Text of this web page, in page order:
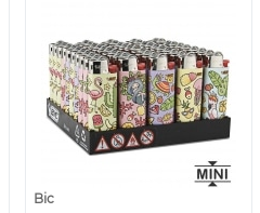
Bic